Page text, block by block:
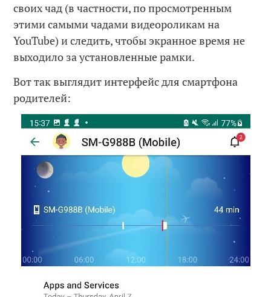
своих чад (в частности, по просмотренным
этими самыми чадами видеороликам на
YouTube) и следить, чтобы экранное время не
выходило за установленные рамки.
Вот так выглядит интерфейс для смартфона
родителей: